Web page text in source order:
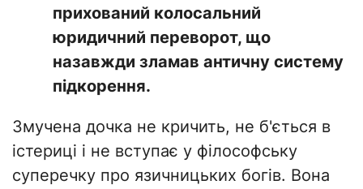
прихований колосальний
юридичний переворот, що
назавжди зламав античну систему
підкорення.
Змучена дочка не кричить, не б'ється в
істериці і не вступає у філософську
суперечку про язичницьких богів. Вона